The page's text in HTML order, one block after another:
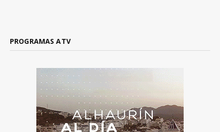
PROGRAMAS ATV